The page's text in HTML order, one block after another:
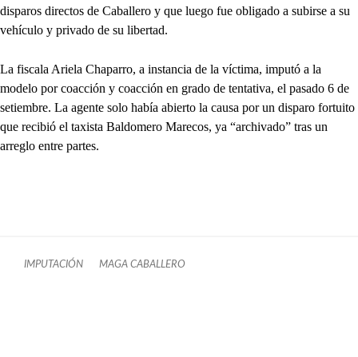
disparos directos de Caballero y que luego fue obligado a subirse a su
vehículo y privado de su libertad.
La fiscala Ariela Chaparro, a instancia de la víctima, imputó a la
modelo por coacción y coacción en grado de tentativa, el pasado 6 de
setiembre. La agente solo había abierto la causa por un disparo fortuito
que recibió el taxista Baldomero Marecos, ya “archivado” tras un
arreglo entre partes.
IMPUTACIÓN MAGA CABALLERO